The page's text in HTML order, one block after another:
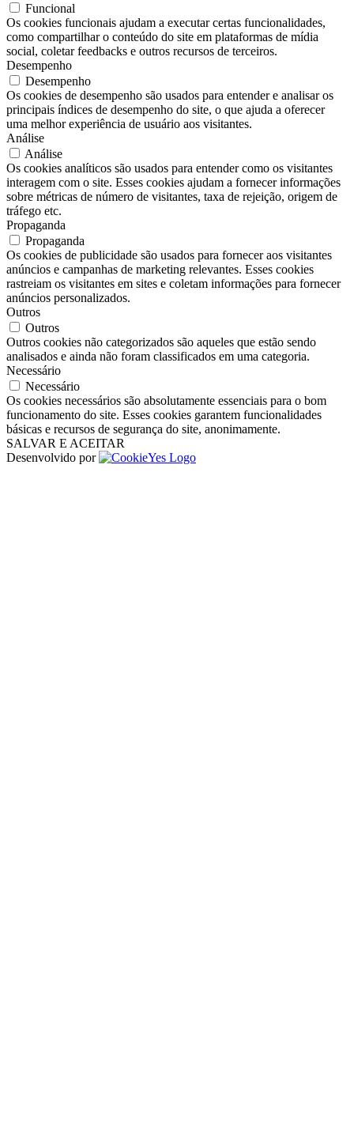
Funcional
Os cookies funcionais ajudam a executar certas funcionalidades,
como compartilhar o conteúdo do site em plataformas de mídia
social, coletar feedbacks e outros recursos de terceiros.
Desempenho
Desempenho
Os cookies de desempenho são usados ​​para entender e analisar os
principais índices de desempenho do site, o que ajuda a oferecer
uma melhor experiência de usuário aos visitantes.
Análise
Análise
Os cookies analíticos são usados ​​para entender como os visitantes
interagem com o site. Esses cookies ajudam a fornecer informações
sobre métricas de número de visitantes, taxa de rejeição, origem de
tráfego etc.
Propaganda
Propaganda
Os cookies de publicidade são usados ​​para fornecer aos visitantes
anúncios e campanhas de marketing relevantes. Esses cookies
rastreiam os visitantes em sites e coletam informações para fornecer
anúncios personalizados.
Outros
Outros
Outros cookies não categorizados são aqueles que estão sendo
analisados ​​e ainda não foram classificados em uma categoria.
Necessário
Necessário
Os cookies necessários são absolutamente essenciais para o bom
funcionamento do site. Esses cookies garantem funcionalidades
básicas e recursos de segurança do site, anonimamente.
SALVAR E ACEITAR
Desenvolvido por